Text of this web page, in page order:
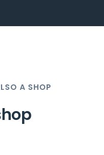
A SHOP